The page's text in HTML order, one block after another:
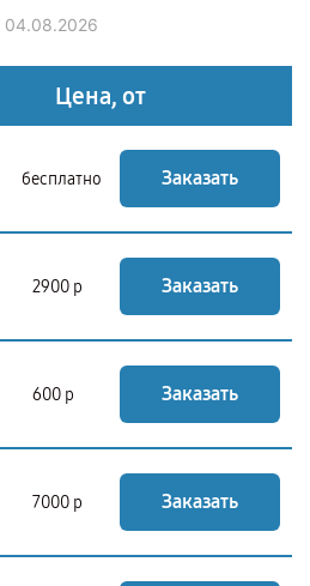
04.08.2026
Цена, от
бесплатно Заказать
2900 р Заказать
600 р Заказать
7000 р Заказать